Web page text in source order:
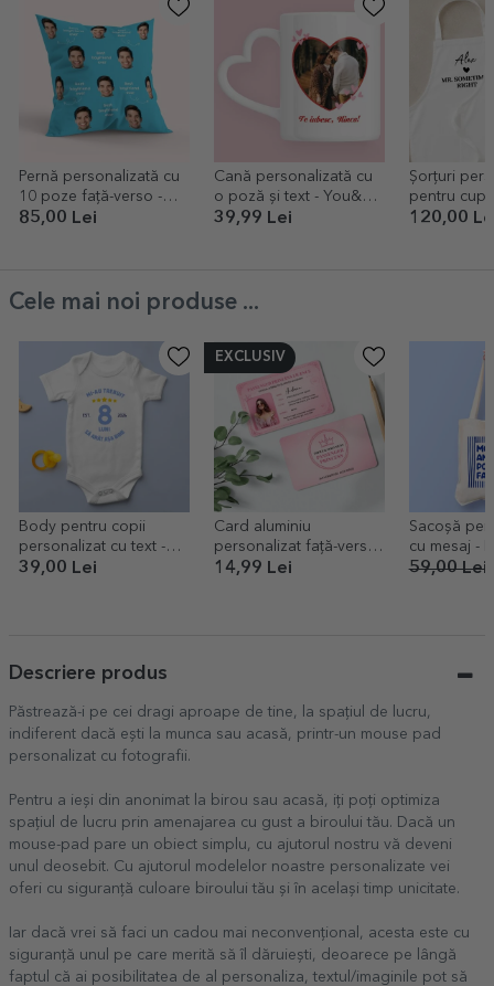
Pernă personalizată cu
10 poze față-verso -
Boyfriend
85,00 Lei
Cană personalizată cu
o poză și text - You&Me
- model toartă în formă
39,99 Lei
Șorțuri
pentru
right
120,00
Cele mai noi produse ...
Body pentru copii
personalizat cu text -
Arăt bine la vârsta mea
39,00 Lei
EXCLUSIV
Card aluminiu
personalizat față-verso
cu o poză și text -
14,99 Lei
Sacoșă
59,00 Lei
Descriere produs
Păstrează-i pe cei dragi aproape de tine, la spațiul de lucru,
indiferent dacă ești la munca sau acasă, printr-un mouse pad
personalizat cu fotografii.
Pentru a ieși din anonimat la birou sau acasă, iți poți optimiza
spațiul de lucru prin amenajarea cu gust a biroului tău. Dacă un
mouse-pad pare un obiect simplu, cu ajutorul nostru vă deveni
unul deosebit. Cu ajutorul modelelor noastre personalizate vei
oferi cu siguranță culoare biroului tău și în același timp unicitate.
Iar dacă vrei să faci un cadou mai neconvențional, acesta este cu
siguranță unul pe care merită să îl dăruiești, deoarece pe lângă
faptul că ai posibilitatea de al personaliza, textul/imaginile pot să